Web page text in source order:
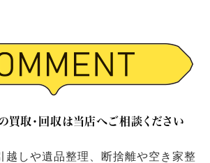
買取・回収は当店へご相談ください
越しや遺品整理、断捨離や空き家整